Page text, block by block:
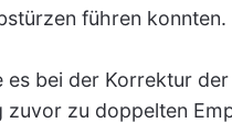
führen konnten.
es bei der Korrektur der
zuvor zu doppelten